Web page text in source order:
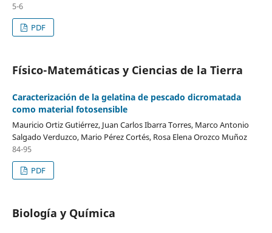
5-6
PDF
Físico-Matemáticas y Ciencias de la Tierra
Caracterización de la gelatina de pescado dicromatada
como material fotosensible
Mauricio Ortiz Gutiérrez, Juan Carlos Ibarra Torres, Marco Antonio
Salgado Verduzco, Mario Pérez Cortés, Rosa Elena Orozco Muñoz
84-95
PDF
Biología y Química